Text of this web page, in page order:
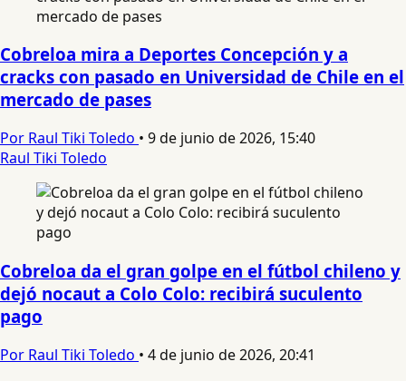
Cobreloa mira a Deportes Concepción y a
cracks con pasado en Universidad de Chile en el
mercado de pases
Por Raul Tiki Toledo • 9 de junio de 2026, 15:40
Raul Tiki Toledo
Cobreloa da el gran golpe en el fútbol chileno y
dejó nocaut a Colo Colo: recibirá suculento
pago
Por Raul Tiki Toledo • 4 de junio de 2026, 20:41